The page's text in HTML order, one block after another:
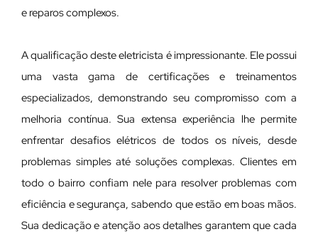
e reparos complexos.
A qualificação deste eletricista é impressionante. Ele possui
uma vasta gama de certificações e treinamentos
especializados, demonstrando seu compromisso com a
melhoria contínua. Sua extensa experiência lhe permite
enfrentar desafios elétricos de todos os níveis, desde
problemas simples até soluções complexas. Clientes em
todo o bairro confiam nele para resolver problemas com
eficiência e segurança, sabendo que estão em boas mãos.
Sua dedicação e atenção aos detalhes garantem que cada